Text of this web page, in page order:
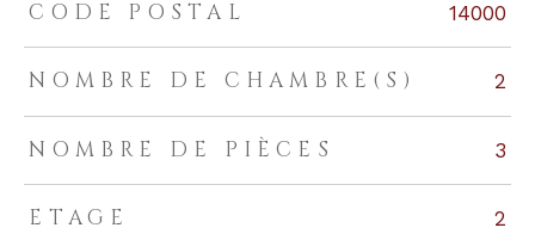
TRAD_ZEPHYR_Caracteristique TRAD_ZEPHYR_Valeurs
CODE POSTAL 14000
NOMBRE DE CHAMBRE(S) 2
NOMBRE DE PIÈCES 3
ETAGE 2